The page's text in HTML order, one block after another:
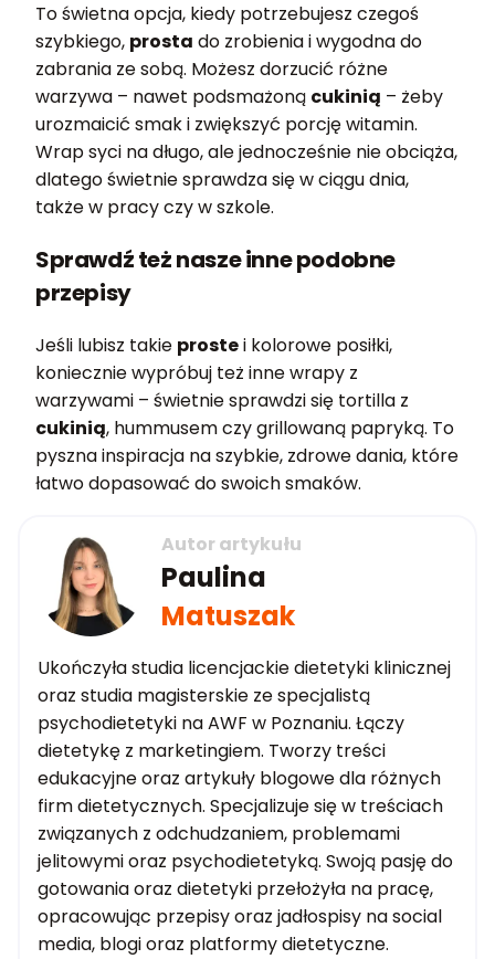
To świetna opcja, kiedy potrzebujesz czegoś
szybkiego, prosta do zrobienia i wygodna do
zabrania ze sobą. Możesz dorzucić różne
warzywa – nawet podsmażoną cukinią – żeby
urozmaicić smak i zwiększyć porcję witamin.
Wrap syci na długo, ale jednocześnie nie obciąża,
dlatego świetnie sprawdza się w ciągu dnia,
także w pracy czy w szkole.
Sprawdź też nasze inne podobne
przepisy
Jeśli lubisz takie prostei kolorowe posiłki,
koniecznie wypróbuj też inne wrapy z
warzywami – świetnie sprawdzi się tortilla z
cukinią, hummusem czy grillowaną papryką. To
pyszna inspiracja na szybkie, zdrowe dania, które
łatwo dopasować do swoich smaków.
Autor artykułu
Paulina
Matuszak
Ukończyła studia licencjackie dietetyki klinicznej
oraz studia magisterskie ze specjalistą
psychodietetyki na AWF w Poznaniu. Łączy
dietetykę z marketingiem. Tworzy treści
edukacyjne oraz artykuły blogowe dla różnych
firm dietetycznych. Specjalizuje się w treściach
związanych z odchudzaniem, problemami
jelitowymi oraz psychodietetyką. Swoją pasję do
gotowania oraz dietetyki przełożyła na pracę,
opracowując przepisy oraz jadłospisy na social
media, blogi oraz platformy dietetyczne.